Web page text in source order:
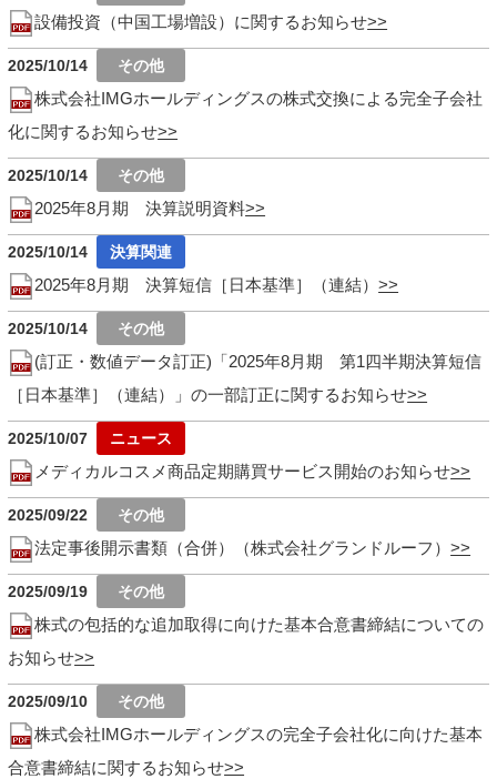
設備投資（中国工場増設）に関するお知らせ
2025/10/14
株式会社IMGホールディングスの株式交換による完全子会社
化に関するお知らせ
2025/10/14
2025年8月期 決算説明資料
2025/10/14
2025年8月期 決算短信［日本基準］（連結）
2025/10/14
(訂正・数値データ訂正)「2025年8月期 第1四半期決算短信
［日本基準］（連結）」の一部訂正に関するお知らせ
2025/10/07
メディカルコスメ商品定期購買サービス開始のお知らせ
2025/09/22
法定事後開示書類（合併）（株式会社グランドルーフ）
2025/09/19
株式の包括的な追加取得に向けた基本合意書締結についての
お知らせ
2025/09/10
株式会社IMGホールディングスの完全子会社化に向けた基本
合意書締結に関するお知らせ